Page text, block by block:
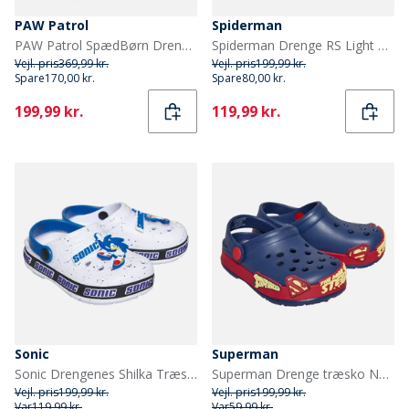
PAW Patrol
PAW Patrol SpædBørn Drenge Jak Sko Med Lys Blå/Multi
Vejl. pris369,99 kr.
Spare170,00 kr.
Current
199,99 kr.
Spiderman
Spiderman Drenge RS Light Up Hjemmesko Sort/Rød
Vejl. pris199,99 kr.
Spare80,00 kr.
Current
119,99 kr.
Sonic
Sonic Drengenes Shilka Træsko Hvid/Multi
Vejl. pris199,99 kr.
Superman
Superman Drenge træsko Navy/Rød/Multi
Vejl. pris199,99 kr.